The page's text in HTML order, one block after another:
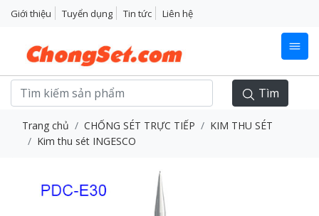
Giới thiệu Tuyển dụng Tin tức Liên hệ
Tìm
Trang chủ CHỐNG SÉT TRỰC TIẾP
KIM THU SÉT
Kim thu sét INGESCO